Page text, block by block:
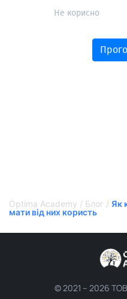
Не корисно
Optima Academy / Блог / Як
мати від них користь
© 2021 – 2026